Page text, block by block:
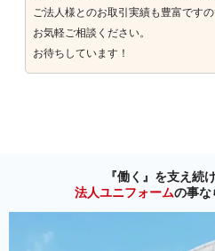
ご法人様とのお取引実績も豊富ですの
お気軽ご相談ください。
お待ちしています！
『働く』を支え続
法人ユニフォームの事な